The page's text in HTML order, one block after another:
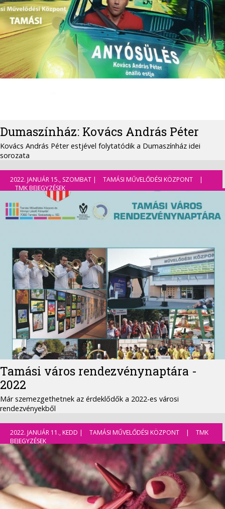
Dumaszínház: Kovács András Péter
Kovács András Péter estjével folytatódik a Dumaszínház idei
sorozata
2022. JANUÁR 15., SZOMBAT | TAMÁSI MŰVELŐDÉSI KÖZPONT
|
TMK BEJEGYZÉSEK
Tamási város rendezvénynaptára -
2022
Már szemezgethetnek az érdeklődők a 2022-es városi
rendezvényekből
2022. JANUÁR 11., KEDD | TAMÁSI MŰVELŐDÉSI KÖZPONT |
TMK
BEJEGYZÉSEK